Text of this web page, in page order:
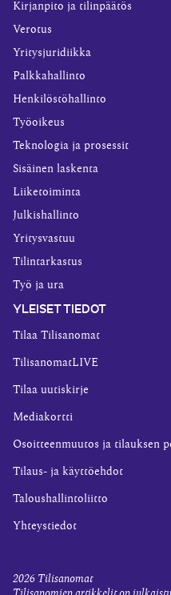
Kirjanpito ja tilinpäätös
Verotus
Yritysjuridiikka
Palkkahallinto
Henkilöstöhallinto
Työoikeus
Teknologia ja prosessit
Sisäinen laskenta
Liiketoiminta
Julkishallinto
Yritysvastuu
Tilintarkastus
Työ ja ura
YLEISET TIEDOT
Tilaa Tilisanomat
TilisanomatLIVE
Tilaa uutiskirje
Mediakortti
Osoitteenmuutos ja tilauksen
Tilaus- ja käyttöehdot
Taloushallintoliitto
Yhteystiedot
2026 Tilisanomat